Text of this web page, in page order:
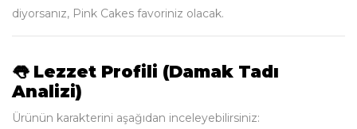
diyorsanız, Pink Cakes favoriniz olacak.
👅 Lezzet Profili (Damak Tadı
Analizi)
Ürünün karakterini aşağıdan inceleyebilirsiniz: